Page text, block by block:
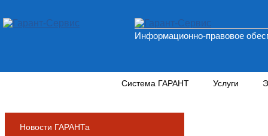
Информационно-правовое
Система ГАРАНТ Услуги
Новости ГАРАНТа